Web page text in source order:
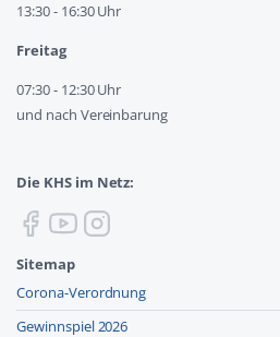
13:30 - 16:30 Uhr
Freitag
07:30 - 12:30 Uhr
und nach Vereinbarung
Die KHS im Netz:
Sitemap
Corona-Verordnung
Gewinnspiel 2026